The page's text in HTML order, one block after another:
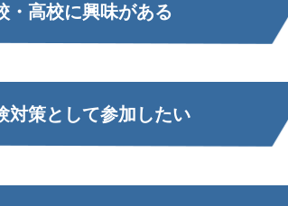
・高校に興味がある
対策として参加したい